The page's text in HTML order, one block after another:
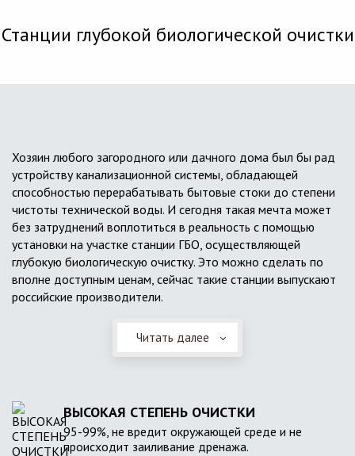
Станции глубокой биологической очистки
Хозяин любого загородного или дачного дома был бы рад
устройству канализационной системы, обладающей
способностью перерабатывать бытовые стоки до степени
чистоты технической воды. И сегодня такая мечта может
без затруднений воплотиться в реальность с помощью
установки на участке станции ГБО, осуществляющей
глубокую биологическую очистку. Это можно сделать по
вполне доступным ценам, сейчас такие станции выпускают
российские производители.
Читать далее
ВЫСОКАЯ СТЕПЕНЬ ОЧИСТКИ
95-99%, не вредит окружающей среде и не
происходит заиливание дренажа.